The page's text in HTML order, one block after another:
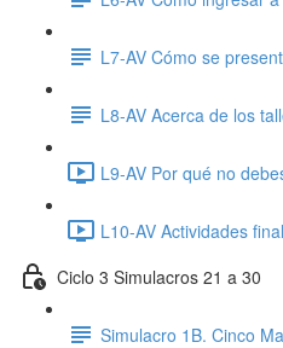
L7-AV Cómo se
L8-AV Acerca de los
L9-AV Por qué no
L10-AV Actividades
Ciclo 3 Simulacros 21 a 30
Simulacro 1B. Cinco